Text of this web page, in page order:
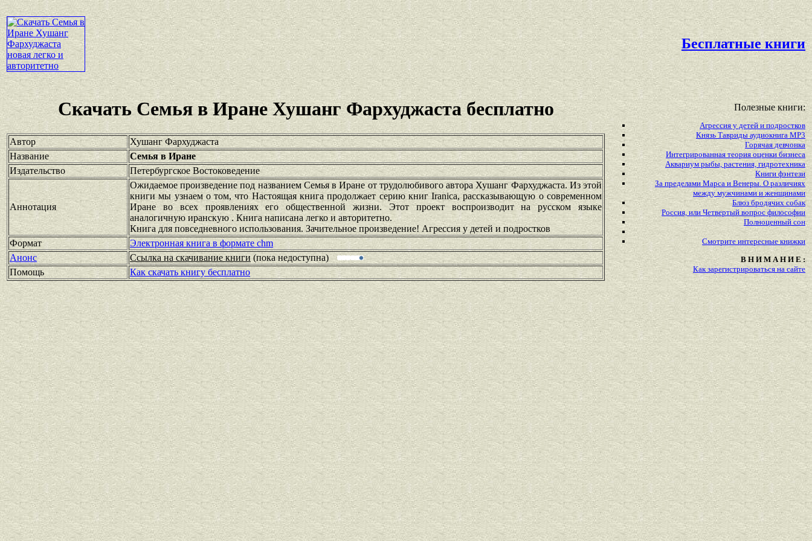
Бесплатные книги
Скачать Семья в Иране Хушанг Фархуджаста бесплатно
Автор
Хушанг Фархуджаста
Название
Семья в Иране
Издательство
Петербургское Востоковедение
Аннотация
Ожидаемое произведение под названием Семья в Иране от трудолюбивого автора Хушанг Фархуджаста. Из этой
книги мы узнаем о том, что Настоящая книга продолжает серию книг Iranica, рассказывающую о современном
Иране во всех проявлениях его общественной жизни. Этот проект воспроизводит на русском языке
аналогичную иранскую . Книга написана легко и авторитетно.
Книга для повседневного использования. Зачительное произведение! Агрессия у детей и подростков
Формат
Электронная книга в формате chm
Анонс
Ссылка на скачивание книги(пока недоступна)
Помощь
Как скачать книгу бесплатно
Полезные книги:
Агрессия у детей и подростков
Князь Тавриды аудиокнига MP3
Горячая девчонка
Интегрированная теория оценки бизнеса
Аквариум рыбы, растения, гидротехника
Книги фэнтези
За пределами Марса и Венеры. О различиях
между мужчинами и женщинами
Блюз бродячих собак
Россия, или Четвертый вопрос философии
Полноценный сон
Смотрите интересныекнижки
В Н И М А Н И Е :
Как зарегистрироваться на сайте